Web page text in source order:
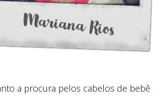
a procura pelos cabelos de bebê